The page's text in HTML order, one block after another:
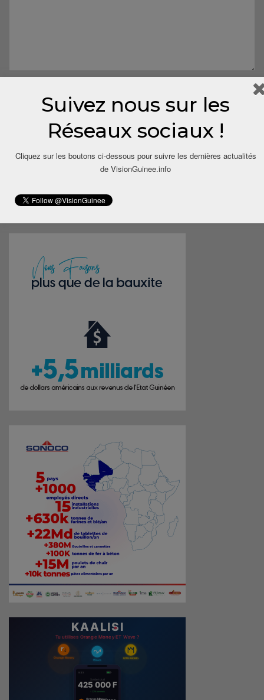
Save my name, email, and website in this browser for the next
Suivez nous sur les
Réseaux sociaux !
Cliquez sur les boutons ci-dessous pour suivre les dernières actualités
de VisionGuinee.info